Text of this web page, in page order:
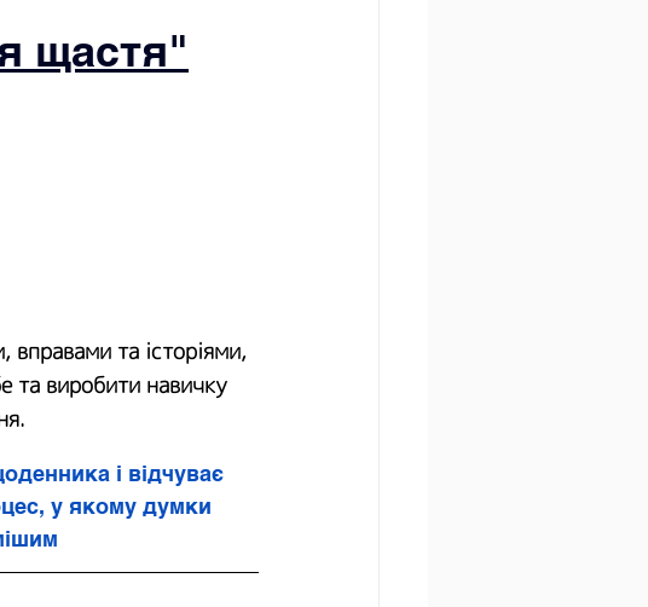
щастя"
та історіями,
та виробити навичку
і відчуває
у якому думки